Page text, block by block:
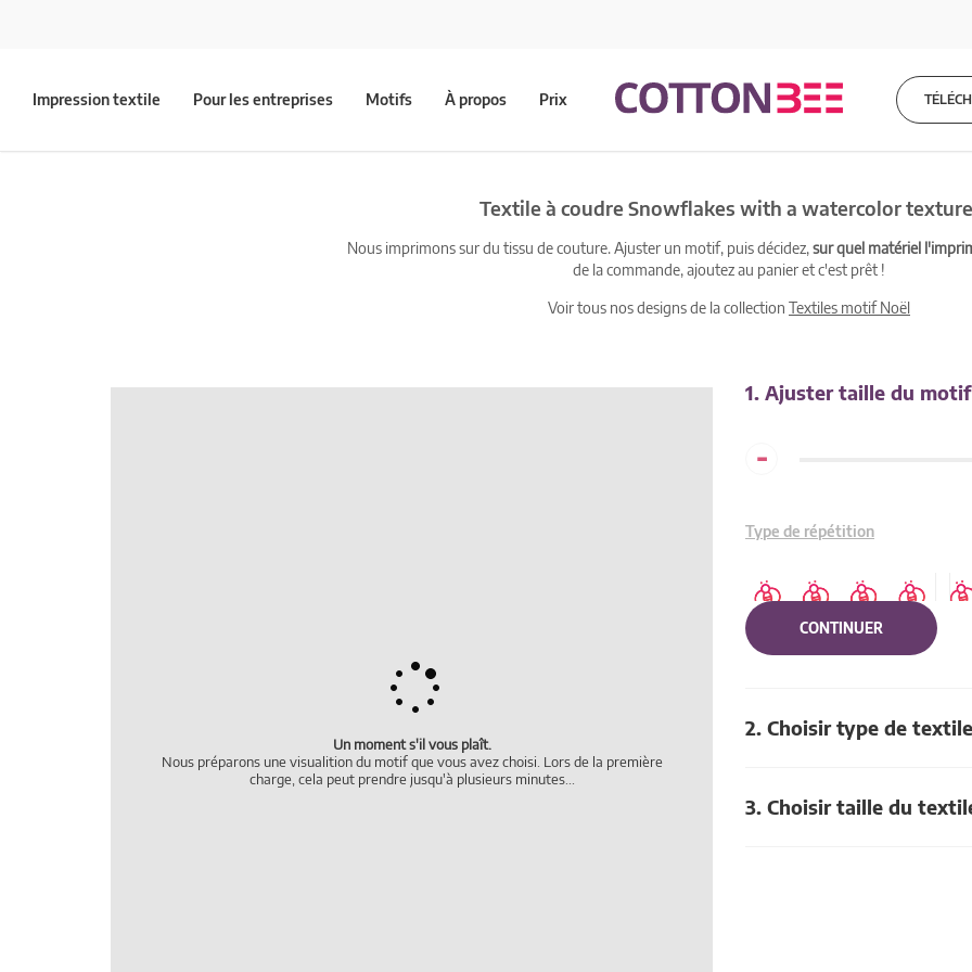
Impression textile Pour les entreprises Motifs À propos Prix
Textile à coudre Snowflakes with a watercolor
Nous imprimons sur du tissu de couture. Ajuster un motif, puis décidez,sur quel matériel
de la commande, ajoutez au panier et c'est prêt !
Voir tous nos designs de la collection Textiles motif Noël
Un moment s'il vous plaît.
Nous préparons une visualition du motif que vous avez choisi. Lors de la première
charge, cela peut prendre jusqu'à plusieurs minutes...
1. Ajuster taille du motif
-
Type de répétition
CONTINUER